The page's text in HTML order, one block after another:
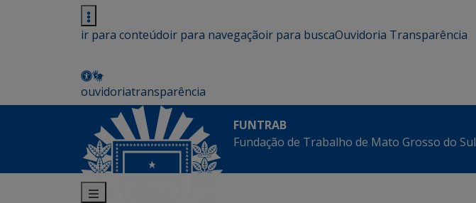
ir para conteúdoir para navegaçãoir para buscaOuvidoria Transparência
ouvidoriatransparência
FUNTRAB
Fundação de Trabalho de Mato Grosso do Sul